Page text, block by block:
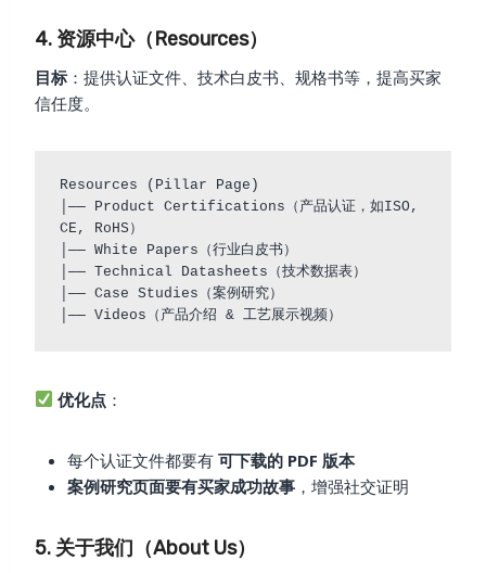
4. 资源中心（Resources）
目标 ：提供认证文件、技术白皮书、规格书等，提高买家
信任度。
Resources (Pillar Page)
│── Product Certifications（产品认证，如ISO,
CE, RoHS）
│── White Papers（行业白皮书）
│── Technical Datasheets（技术数据表）
│── Case Studies（案例研究）
优化点 ：
每个认证文件都要有 可下载的 PDF 版本
案例研究页面要有买家成功故事 ，增强社交证明
5. 关于我们（About Us）